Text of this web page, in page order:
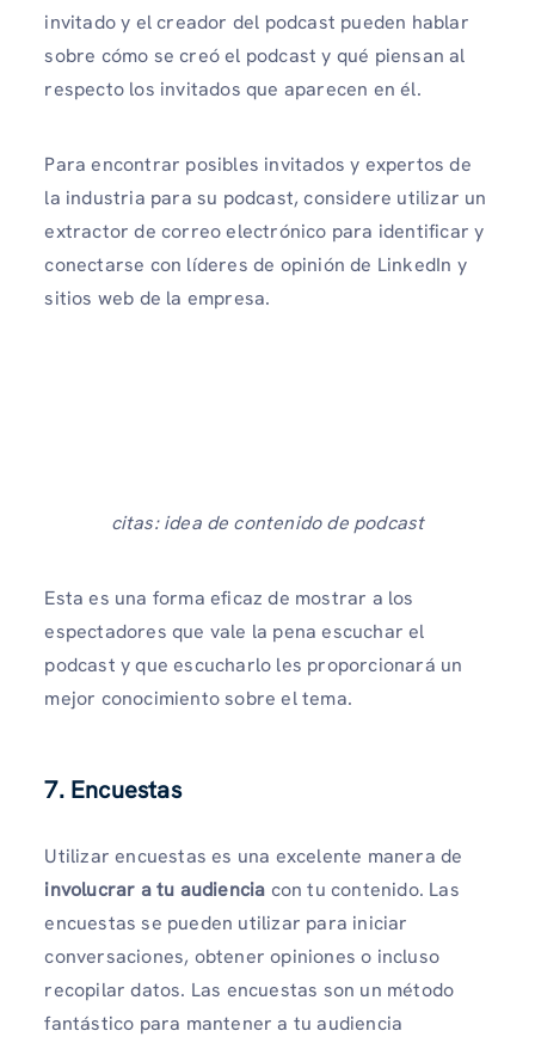
invitado y el creador del podcast pueden hablar
sobre cómo se creó el podcast y qué piensan al
respecto los invitados que aparecen en él.
Para encontrar posibles invitados y expertos de
la industria para su podcast, considere utilizar un
extractor de correo electrónico para identificar y
conectarse con líderes de opinión de LinkedIn y
sitios web de la empresa.
citas: idea de contenido de podcast
Esta es una forma eficaz de mostrar a los
espectadores que vale la pena escuchar el
podcast y que escucharlo les proporcionará un
mejor conocimiento sobre el tema.
7. Encuestas
Utilizar encuestas es una excelente manera de
involucrar a tu audiencia con tu contenido. Las
encuestas se pueden utilizar para iniciar
conversaciones, obtener opiniones o incluso
recopilar datos. Las encuestas son un método
fantástico para mantener a tu audiencia